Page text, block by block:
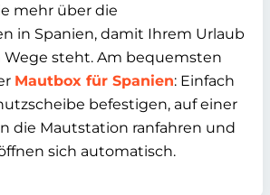
mehr über die
in Spanien, damit Ihrem Urlaub
steht. Am bequemsten
Mautbox für Spanien: Einfach
befestigen, auf einer
die Mautstation ranfahren und
sich automatisch.